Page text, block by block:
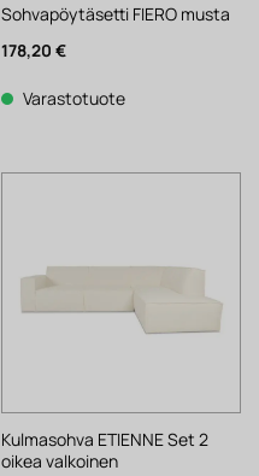
Sohvapöytäsetti FIERO musta
178,20 €
Varastotuote
Kulmasohva ETIENNE Set 2
oikea valkoinen